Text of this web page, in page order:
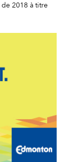
2018 à titre